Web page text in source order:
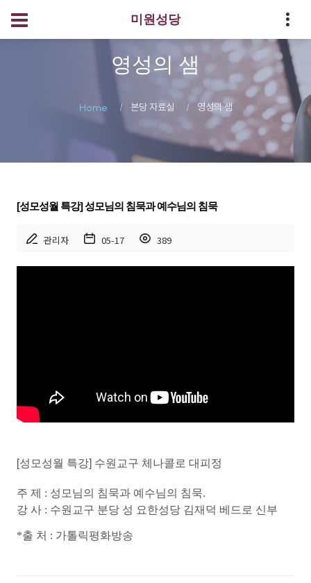
미원성당
영성의 샘
Home 본당 자료실 영성의 샘
[성모성월 특강] 성모님의 침묵과 예수님의 침묵
관리자 05-17 389
[성모성월 특강] 수원교구 체나콜로 대피정
주 제 : 성모님의 침묵과 예수님의 침묵.
강 사 : 수원교구 분당 성 요한성당 김재덕 베드로 신부
*출 처 : 가톨릭평화방송